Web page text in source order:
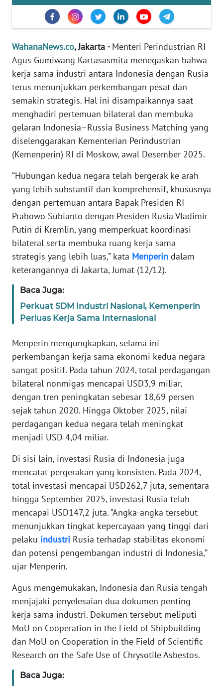
WahanaNews.co, Jakarta -Menteri Perindustrian RI
Agus Gumiwang Kartasasmita menegaskan bahwa
kerja sama industri antara Indonesia dengan Rusia
terus menunjukkan perkembangan pesat dan
semakin strategis. Hal ini disampaikannya saat
menghadiri pertemuan bilateral dan membuka
gelaran Indonesia–Russia Business Matching yang
diselenggarakan Kementerian Perindustrian
(Kemenperin) RI di Moskow, awal Desember 2025.
“Hubungan kedua negara telah bergerak ke arah
yang lebih substantif dan komprehensif, khususnya
dengan pertemuan antara Bapak Presiden RI
Prabowo Subianto dengan Presiden Rusia Vladimir
Putin di Kremlin, yang memperkuat koordinasi
bilateral serta membuka ruang kerja sama
strategis yang lebih luas,” kata Menperin dalam
keterangannya di Jakarta, Jumat (12/12).
Baca Juga:
Perkuat SDM Industri Nasional, Kemenperin
Perluas Kerja Sama Internasional
Menperin mengungkapkan, selama ini
perkembangan kerja sama ekonomi kedua negara
sangat positif. Pada tahun 2024, total perdagangan
bilateral nonmigas mencapai USD3,9 miliar,
dengan tren peningkatan sebesar 18,69 persen
sejak tahun 2020. Hingga Oktober 2025, nilai
perdagangan kedua negara telah meningkat
menjadi USD 4,04 miliar.
Di sisi lain, investasi Rusia di Indonesia juga
mencatat pergerakan yang konsisten. Pada 2024,
total investasi mencapai USD262,7 juta, sementara
hingga September 2025, investasi Rusia telah
mencapai USD147,2 juta. “Angka-angka tersebut
menunjukkan tingkat kepercayaan yang tinggi dari
pelaku industri Rusia terhadap stabilitas ekonomi
dan potensi pengembangan industri di Indonesia,”
ujar Menperin.
Agus mengemukakan, Indonesia dan Rusia tengah
menjajaki penyelesaian dua dokumen penting
kerja sama industri. Dokumen tersebut meliputi
MoU on Cooperation in the Field of Shipbuilding
dan MoU on Cooperation in the Field of Scientific
Research on the Safe Use of Chrysotile Asbestos.
Baca Juga:
Informasi
KONTAK
KAMI
INFO
TENTANG
KAMI
PEDOMAN
SIBER
REDAKSI
KARIR
DISCLAIMER
Regional
WN
SUMUT
WN
JABAR
WN
BANTEN
WN
NTT
WN
KEPRI
WN
WN
PAPUA
BARAT
RIAU